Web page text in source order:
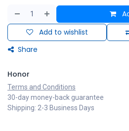
Add to wishlist
Share
Honor
Terms and Conditions
30-day money-back guarantee
Shipping: 2-3 Business Days